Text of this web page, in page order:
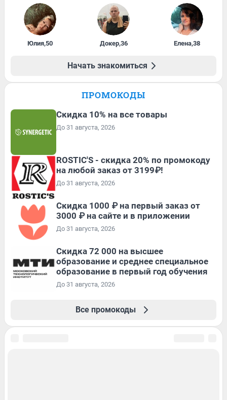
Юлия,50 Докер,36 Елена,38
Начать знакомиться
ПРОМОКОДЫ
Скидка 10% на все товары
До 31 августа, 2026
ROSTIC'S - скидка 20% по промокоду
на любой заказ от 3199₽!
До 31 августа, 2026
Скидка 1000 ₽ на первый заказ от
3000 ₽ на сайте и в приложении
До 31 августа, 2026
Скидка 72 000 на высшее
образование и среднее специальное
образование в первый год обучения
До 31 августа, 2026
Все промокоды